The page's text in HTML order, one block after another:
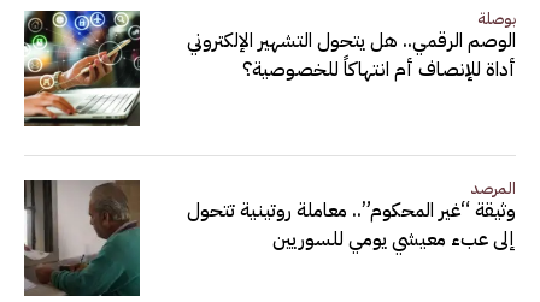
بوصلة
الوصم الرقمي.. هل يتحول التشهير الإلكتروني
أداة للإنصاف أم انتهاكاً للخصوصية؟
المرصد
وثيقة “غير المحكوم”.. معاملة روتينية تتحول
إلى عبء معيشي يومي للسوريين